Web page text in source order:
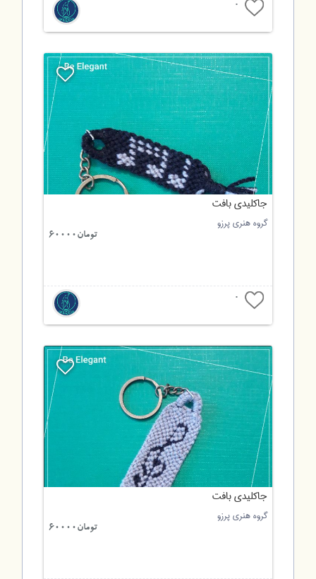
0
جاکلیدی بافت
گروه هنری پرزو
تومان60000
0
جاکلیدی بافت
گروه هنری پرزو
تومان60000